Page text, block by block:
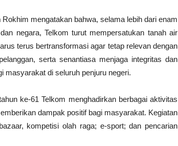
mengatakan bahwa, selama lebih dari enam
negara, Telkom turut mempersatukan tanah air
terus bertransformasi agar tetap relevan dengan
serta senantiasa menjaga integritas dan
masyarakat di seluruh penjuru negeri.
ke-61 Telkom menghadirkan berbagai aktivitas
dampak positif bagi masyarakat. Kegiatan
kompetisi olah raga; e-sport; dan pencarian